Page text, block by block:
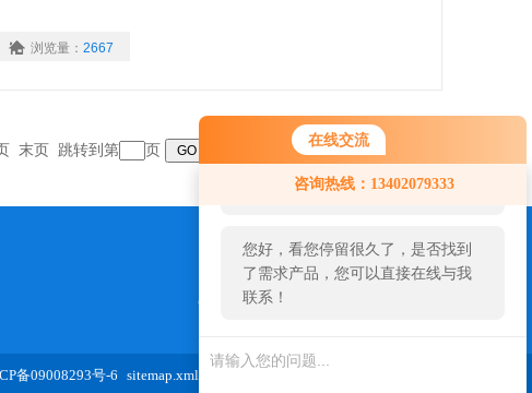
在线交流
咨询热线：13402079333
您好！欢迎前来咨询，很高兴为您
服务，请问您要咨询什么问题呢？
您好，看您停留很久了，是否找到
了需求产品，您可以直接在线与我
联系！
浏览量： 2667
末页 跳转到第 页
973654827@qq.com
备09008293号-6 sitemap.xml